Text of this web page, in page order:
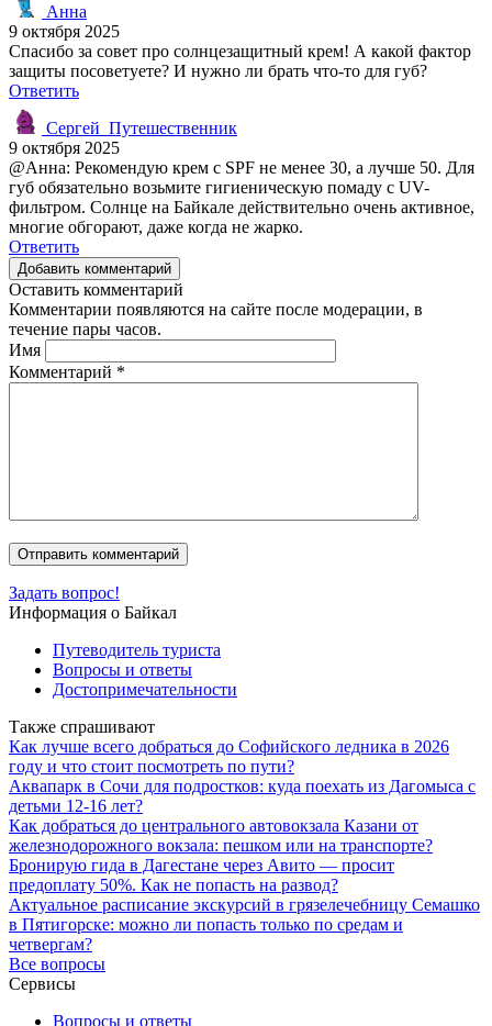
Анна
9 октября 2025
Спасибо за совет про солнцезащитный крем! А какой фактор
защиты посоветуете? И нужно ли брать что-то для губ?
Ответить
Сергей_Путешественник
9 октября 2025
@Анна: Рекомендую крем с SPF не менее 30, а лучше 50. Для
губ обязательно возьмите гигиеническую помаду с UV-
фильтром. Солнце на Байкале действительно очень активное,
многие обгорают, даже когда не жарко.
Ответить
Добавить комментарий
Оставить комментарий
Комментарии появляются на сайте после модерации, в
течение пары часов.
Имя
Комментарий *
Задать вопрос!
Информация о Байкал
Путеводитель туриста
Вопросы и ответы
Достопримечательности
Также спрашивают
Как лучше всего добраться до Софийского ледника в 2026
году и что стоит посмотреть по пути?
Аквапарк в Сочи для подростков: куда поехать из Дагомыса с
детьми 12-16 лет?
Как добраться до центрального автовокзала Казани от
железнодорожного вокзала: пешком или на транспорте?
Бронирую гида в Дагестане через Авито — просит
предоплату 50%. Как не попасть на развод?
Актуальное расписание экскурсий в грязелечебницу Семашко
в Пятигорске: можно ли попасть только по средам и
четвергам?
Все вопросы
Сервисы
Вопросы и ответы